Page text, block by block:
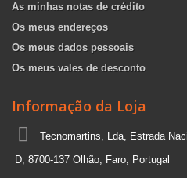
As minhas notas de crédito
Os meus endereços
Os meus dados pessoais
Os meus vales de desconto
Informação da Loja
Tecnomartins, Lda, Estrada
D, 8700-137 Olhão, Faro, Portugal